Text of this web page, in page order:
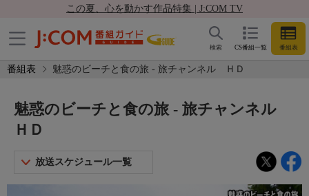
この夏、心を動かす作品特集 | J:COM TV
CS番組一覧 番組表
検索
番組表 魅惑のビーチと食の旅 - 旅チャンネル ＨＤ
魅惑のビーチと食の旅 - 旅チャンネル
ＨＤ
放送スケジュール一覧